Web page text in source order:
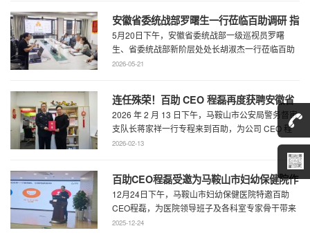
安徽省委统战部罗曙生一行莅临百助调研 指
导新阶层人士工作
5月20日下午，安徽省委统战部一级巡视员罗曙
生、省委统战部新阶层处处长胡淑杰一行莅临百助
走访调研，马鞍山市委统战部副部长王林陪 ...
2026-05-21
连任殊荣！百助 CEO 程磊再度获聘安徽省
公安厅党风政风警风监督员
2026 年 2 月 13 日下午，马鞍山市公安局警务督审
支队长蒋家祥一行专程来到百助，为公司 CEO 程
磊现场颁发安徽省公安厅党风 ...
2026-02-13
百助CEO程磊受邀为马鞍山市妇幼保健院作
专题演讲 共绘“超越医疗”发展新蓝图
12月24日下午，马鞍山市妇幼保健医院特邀百助
CEO程磊，为医院领导班子及各科室专家骨干带来
了一场题为《预见趋势，定义未来——为 ...
2025-12-24